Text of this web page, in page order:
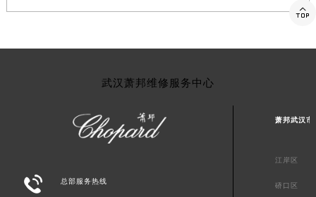
武汉萧邦维修服务中心
 总部服务热线
萧邦武汉市
江岸区
硚口区
